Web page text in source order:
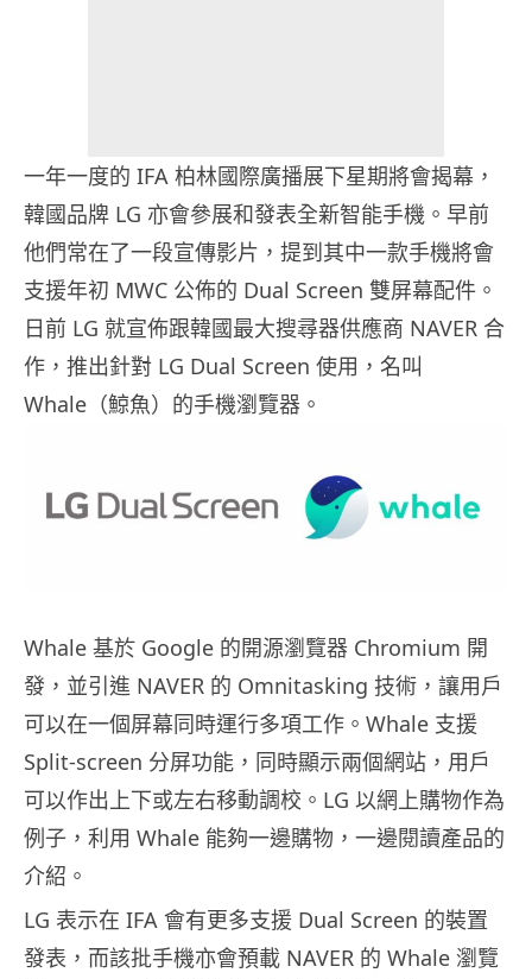
一年一度的 IFA 柏林國際廣播展下星期將會揭幕，
韓國品牌 LG 亦會參展和發表全新智能手機。早前
他們常在了一段宣傳影片，提到其中一款手機將會
支援年初 MWC 公佈的 Dual Screen 雙屏幕配件。
日前 LG 就宣佈跟韓國最大搜尋器供應商 NAVER 合
作，推出針對 LG Dual Screen 使用，名叫
Whale（鯨魚）的手機瀏覽器。
Whale 基於 Google 的開源瀏覽器 Chromium 開
發，並引進 NAVER 的 Omnitasking 技術，讓用戶
可以在一個屏幕同時運行多項工作。Whale 支援
Split-screen 分屏功能，同時顯示兩個網站，用戶
可以作出上下或左右移動調校。LG 以網上購物作為
例子，利用 Whale 能夠一邊購物，一邊閱讀產品的
介紹。
LG 表示在 IFA 會有更多支援 Dual Screen 的裝置
發表，而該批手機亦會預載 NAVER 的 Whale 瀏覽